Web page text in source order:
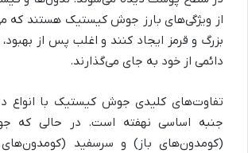
از ویژگی‌های بارز جوش کیستیک هستند که
بزرگ و قرمز ایجاد کنند و اغلب پس از
دائمی از خود به جای می‌گذارند.
تفاوت‌های کلیدی جوش کیستیک با انواع
جنبه اساسی نهفته است. در حالی که
(کومدون‌های باز) و سرسفید